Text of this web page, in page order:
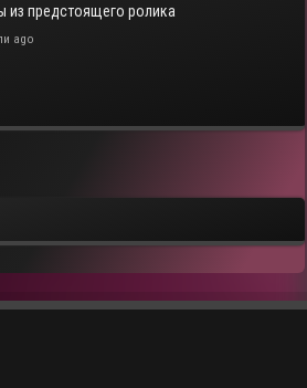
из предстоящего ролика
ago